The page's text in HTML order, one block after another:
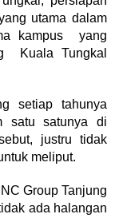
utama dalam
kampus yang
Kuala Tungkal
setiap tahunya
satu satunya di
justru tidak
meliput.
Group Tanjung
ada halangan